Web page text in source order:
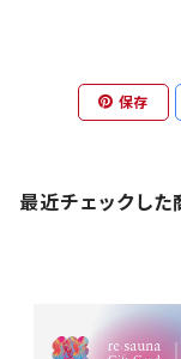
保存
最近チェックした